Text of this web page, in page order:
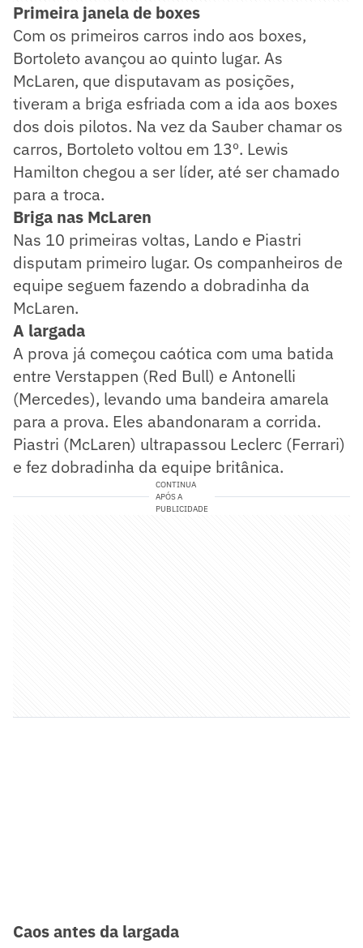
Primeira janela de boxes
Com os primeiros carros indo aos boxes,
Bortoleto avançou ao quinto lugar. As
McLaren, que disputavam as posições,
tiveram a briga esfriada com a ida aos boxes
dos dois pilotos. Na vez da Sauber chamar os
carros, Bortoleto voltou em 13º. Lewis
Hamilton chegou a ser líder, até ser chamado
para a troca.
Briga nas McLaren
Nas 10 primeiras voltas, Lando e Piastri
disputam primeiro lugar. Os companheiros de
equipe seguem fazendo a dobradinha da
McLaren.
A largada
A prova já começou caótica com uma batida
entre Verstappen (Red Bull) e Antonelli
(Mercedes), levando uma bandeira amarela
para a prova. Eles abandonaram a corrida.
Piastri (McLaren) ultrapassou Leclerc (Ferrari)
e fez dobradinha da equipe britânica.
CONTINUA
APÓS A
PUBLICIDADE
Caos antes da largada